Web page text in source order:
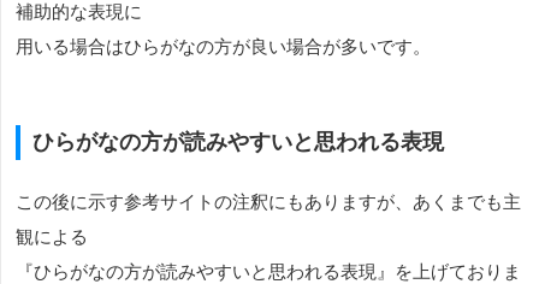
補助的な表現に
用いる場合はひらがなの方が良い場合が多いです。
ひらがなの方が読みやすいと思われる表現
この後に示す参考サイトの注釈にもありますが、あくまでも主
観による
『ひらがなの方が読みやすいと思われる表現』を上げておりま